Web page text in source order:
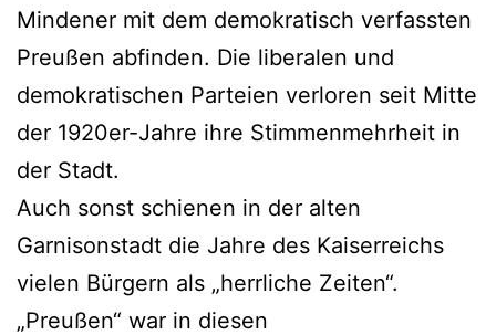
Mindener mit dem demokratisch verfassten
Preußen abfinden. Die liberalen und
demokratischen Parteien verloren seit Mitte
der 1920er-Jahre ihre Stimmenmehrheit in
der Stadt.
Auch sonst schienen in der alten
Garnisonstadt die Jahre des Kaiserreichs
vielen Bürgern als „herrliche Zeiten“.
„Preußen“ war in diesen